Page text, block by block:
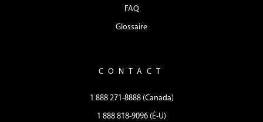
FAQ
Glossaire
CONTACT
1 888 271-8888 (Canada)
1 888 818-9096 (É-U)